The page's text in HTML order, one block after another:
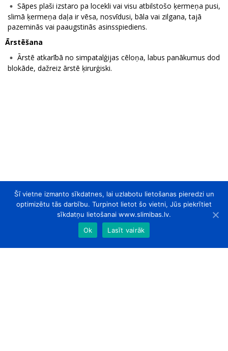
Sāpes plaši izstaro pa locekli vai visu atbilstošo ķermeņa pusi,
slimā ķermeņa daļa ir vēsa, nosvīdusi, bāla vai zilgana, tajā
pazeminās vai paaugstinās asinsspiediens.
Ārstēšana
Ārstē atkarībā no simpatalģijas cēloņa, labus panākumus dod
blokāde, dažreiz ārstē ķirurģiski.
Šī vietne izmanto sīkdatnes, lai uzlabotu lietošanas pieredzi un
optimizētu tās darbību. Turpinot lietot šo vietni, Jūs piekrītiet
sīkdatņu lietošanai www.slimibas.lv.
Ok
Lasīt vairāk